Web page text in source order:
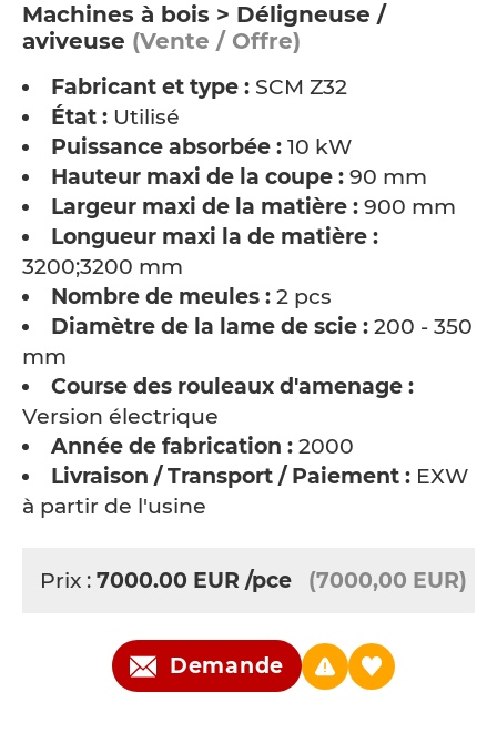
Machines à bois > Déligneuse /
aviveuse (Vente / Offre)
Fabricant et type : SCM Z32
État : Utilisé
Puissance absorbée : 10 kW
Hauteur maxi de la coupe : 90 mm
Largeur maxi de la matière : 900 mm
Longueur maxi la de matière :
3200;3200 mm
Nombre de meules : 2 pcs
Diamètre de la lame de scie : 200 - 350
mm
Course des rouleaux d'amenage :
Version électrique
Année de fabrication : 2000
Livraison / Transport / Paiement : EXW -
à partir de l'usine
Prix : 7000.00 EUR /pce (7000,00 EUR)
Demande